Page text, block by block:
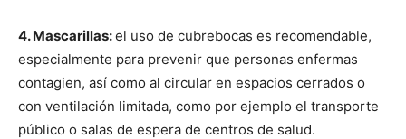
4. Mascarillas:el uso de cubrebocas es recomendable,
especialmente para prevenir que personas enfermas
contagien, así como al circular en espacios cerrados o
con ventilación limitada, como por ejemplo el transporte
público o salas de espera de centros de salud.